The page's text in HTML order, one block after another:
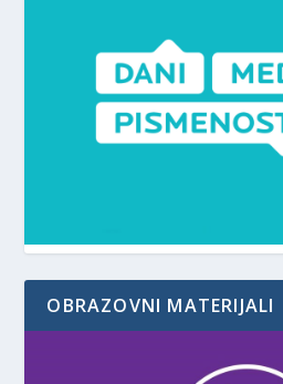
OBRAZOVNI MATERIJALI